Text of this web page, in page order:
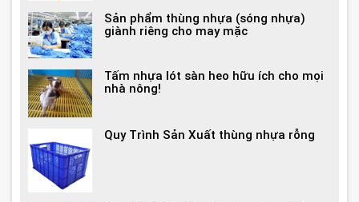
Sản phẩm thùng nhựa (sóng nhựa)
giành riêng cho may mặc
Tấm nhựa lót sàn heo hữu ích cho mọi
nhà nông!
Quy Trình Sản Xuất thùng nhựa rỗng